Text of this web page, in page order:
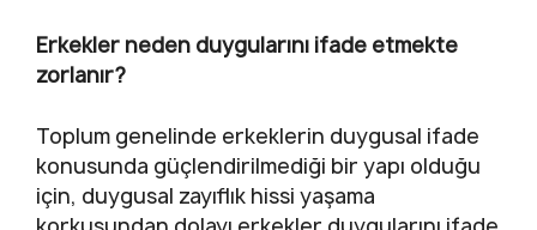
Erkekler neden duygularını ifade etmekte
zorlanır?
Toplum genelinde erkeklerin duygusal ifade
konusunda güçlendirilmediği bir yapı olduğu
için, duygusal zayıflık hissi yaşama